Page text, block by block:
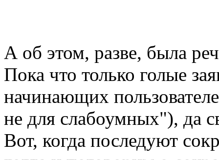
А об этом, разве, была
Пока что только голые
начинающих
не для слабоумных"), да
Вот, когда последуют